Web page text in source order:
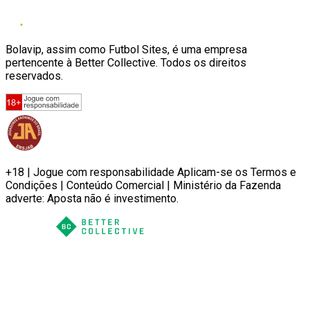
Bolavip, assim como Futbol Sites, é uma empresa
pertencente à Better Collective. Todos os direitos
reservados.
+18 | Jogue com responsabilidade Aplicam-se os Termos e
Condições | Conteúdo Comercial | Ministério da Fazenda
adverte: Aposta não é investimento.